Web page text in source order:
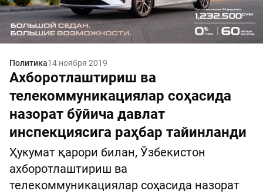
Политика14 ноября 2019
Ахборотлаштириш ва
телекоммуникациялар соҳасида
назорат бўйича давлат
инспекциясига раҳбар тайинланди
Ҳукумат қарори билан, Ўзбекистон
ахборотлаштириш ва
телекоммуникациялар соҳасида назорат